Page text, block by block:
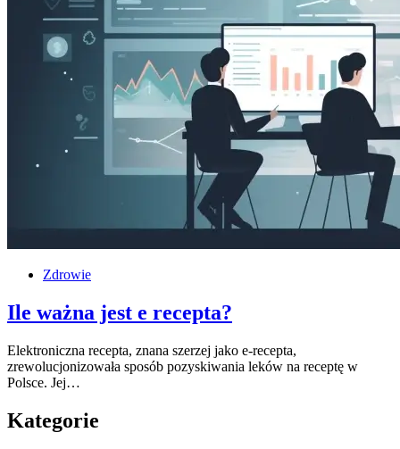
Zdrowie
Ile ważna jest e recepta?
Elektroniczna recepta, znana szerzej jako e-recepta,
zrewolucjonizowała sposób pozyskiwania leków na receptę w
Polsce. Jej…
Kategorie